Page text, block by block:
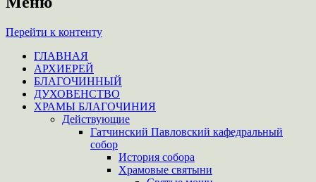
Перейти к контенту
ГЛАВНАЯ
АРХИЕРЕЙ
БЛАГОЧИННЫЙ
ДУХОВЕНСТВО
ХРАМЫ БЛАГОЧИНИЯ
Действующие
Гатчинский Павловский кафедральный
собор
История собора
Храмовые святыни